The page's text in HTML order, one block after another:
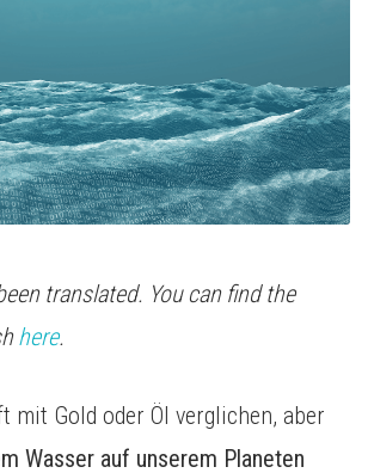
translated. You can find the
here.
mit Gold oder Öl verglichen, aber
Wasser auf unserem Planeten